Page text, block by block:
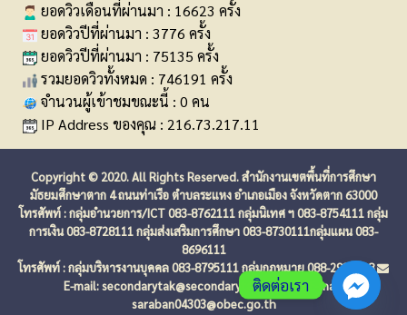
ยอดวิวเดือนที่ผ่านมา : 16623 ครั้ง
ยอดวิวปีที่ผ่านมา : 3776 ครั้ง
ยอดวิวปีที่ผ่านมา : 75135 ครั้ง
รวมยอดวิวทั้งหมด : 746191 ครั้ง
จำนวนผู้เข้าชมขณะนี้ : 0 คน
IP Address ของคุณ : 216.73.217.11
Copyright © 2020. All Rights Reserved. สำนักงานเขตพื้นที่การศึกษา
มัธยมศึกษาตาก 4 ถนนท่าเรือ ตำบลระแหง อำเภอเมือง จังหวัดตาก 63000
โทรศัพท์ : กลุ่มอำนวยการ/ICT 083-8762111 กลุ่มนิเทศ ฯ 083-8754111 กลุ่ม
การเงิน 083-8728111 กลุ่มส่งเสริมการศึกษา 083-8730111กลุ่มแผน 083-
8696111
โทรศัพท์ : กลุ่มบริหารงานบุคคล 083-8795111 กลุ่มกฎหมาย 088-2938738
E-mail: secondarytak@secondarytak.go.th
E-mail:
saraban04303@obec.go.th
ติดต่อเรา